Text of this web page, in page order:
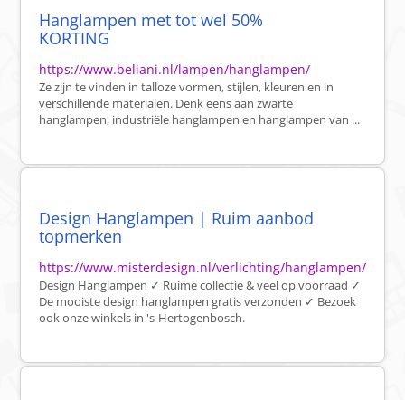
Hanglampen met tot wel 50%
KORTING
https://www.beliani.nl/lampen/hanglampen/
Ze zijn te vinden in talloze vormen, stijlen, kleuren en in
verschillende materialen. Denk eens aan zwarte
hanglampen, industriële hanglampen en hanglampen van ...
Design Hanglampen | Ruim aanbod
topmerken
https://www.misterdesign.nl/verlichting/hanglampen/
Design Hanglampen ✓ Ruime collectie & veel op voorraad ✓
De mooiste design hanglampen gratis verzonden ✓ Bezoek
ook onze winkels in 's-Hertogenbosch.